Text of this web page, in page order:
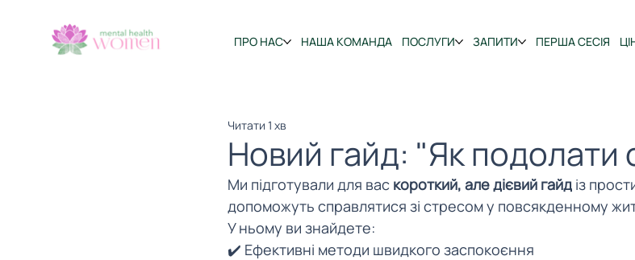
ПРО НАС НАША КОМАНДА ПОСЛУГИ ЗАПИТИ ПЕРША СЕСІЯ
Новий гайд: "Як подолати
Читати 1 хв
Ми підготували для вас короткий, але дієвий гайд із
допоможуть справлятися зі стресом у повсякденному
У ньому ви знайдете:
✔️ Ефективні методи швидкого заспокоєння